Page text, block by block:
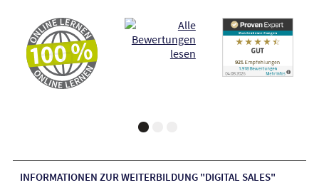
INFORMATIONEN ZUR WEITERBILDUNG "DIGITAL SALES"